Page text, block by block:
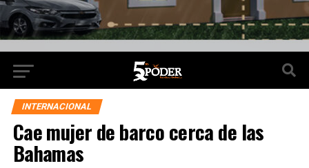
INTERNACIONAL
Cae mujer de barco cerca de las
Bahamas